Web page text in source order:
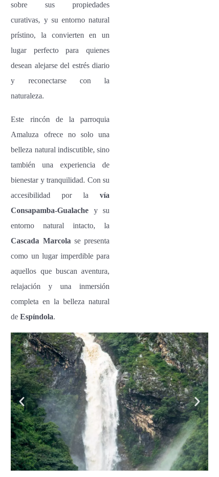
sobre sus propiedades
curativas, y su entorno natural
prístino, la convierten en un
lugar perfecto para quienes
desean alejarse del estrés diario
y reconectarse con la
naturaleza.
Este rincón de la parroquia
Amaluza ofrece no solo una
belleza natural indiscutible, sino
también una experiencia de
bienestar y tranquilidad. Con su
accesibilidad por la vía
Consapamba-Gualache y su
entorno natural intacto, la
Cascada Marcola se presenta
como un lugar imperdible para
aquellos que buscan aventura,
relajación y una inmersión
completa en la belleza natural
deEspíndola.